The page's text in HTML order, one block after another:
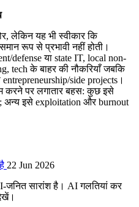
लेकिन यह भी स्वीकार कि
रूप से प्रभावी नहीं होती।
defense या state IT, local non-
tech के बाहर की नौकरियाँ जबकि
side projects।
करने पर लगातार बहस: कुछ इसे
इसे exploitation और burnout
22 Jun 2026
जनित सारांश है। AI गलतियां कर